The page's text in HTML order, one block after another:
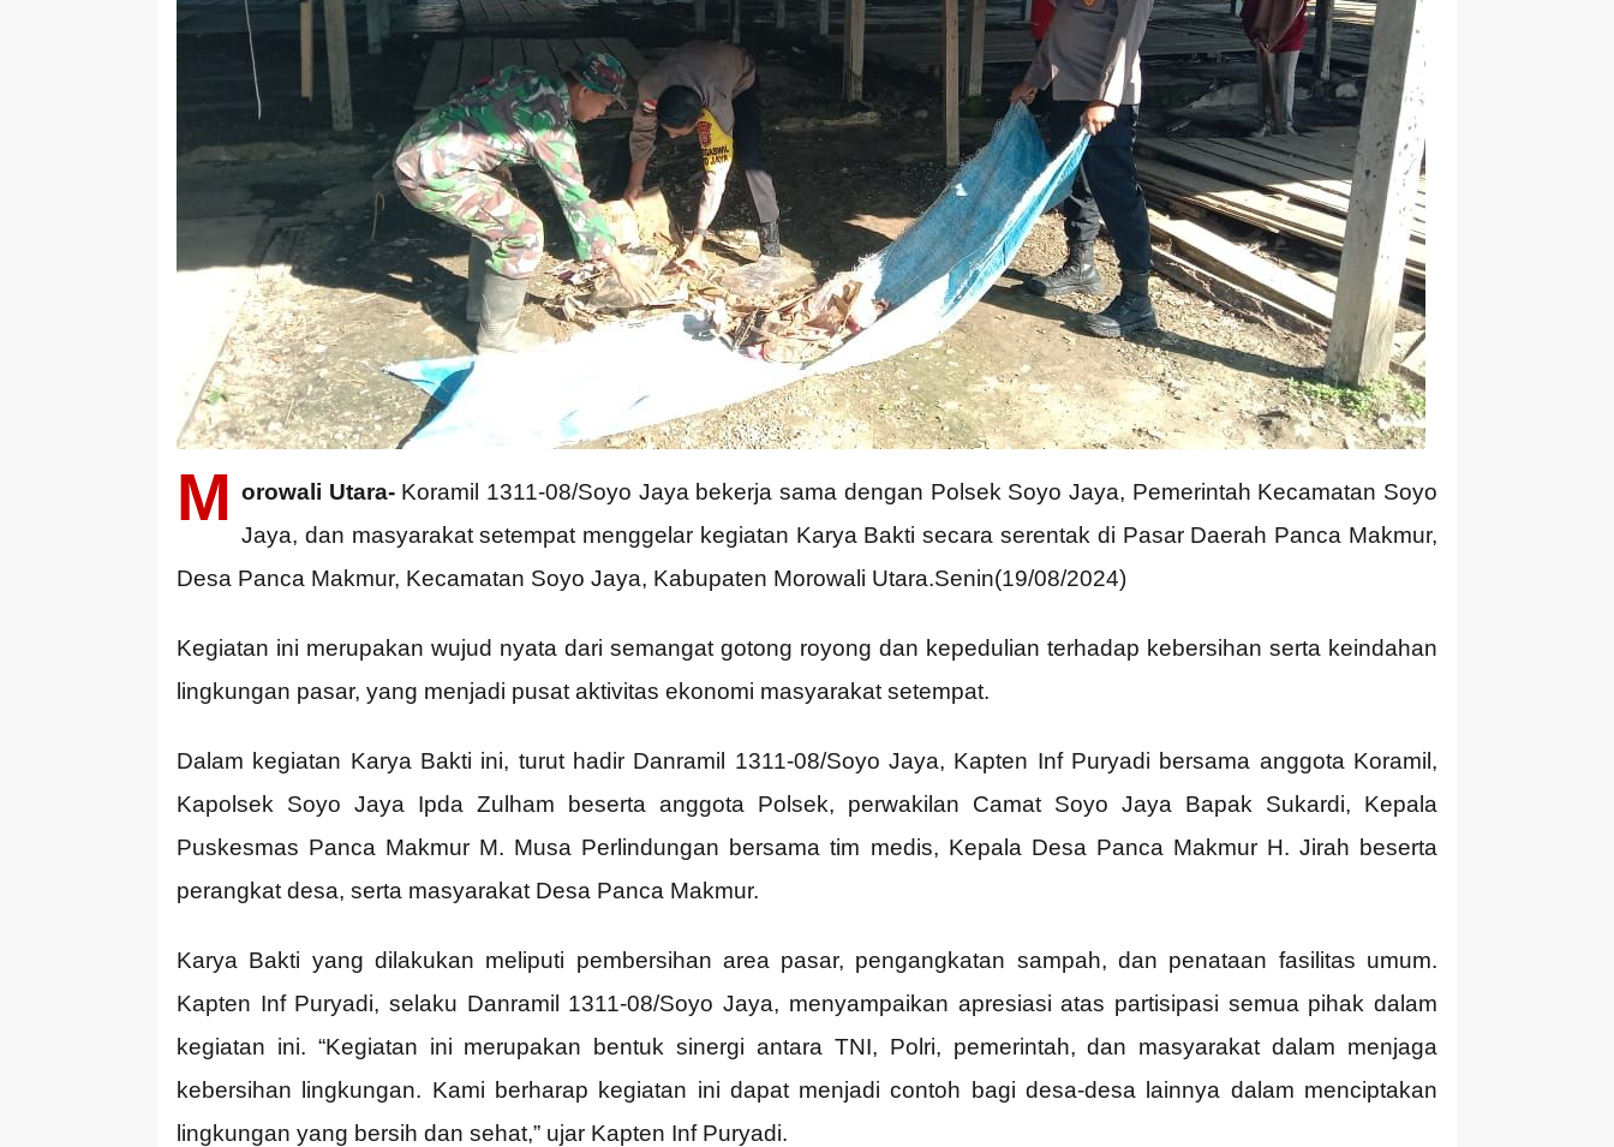
M orowali Utara-Koramil 1311-08/Soyo Jaya bekerja sama dengan Polsek Soyo Jaya, Pemerintah Kecamatan Soyo
Jaya, dan masyarakat setempat menggelar kegiatan Karya Bakti secara serentak di Pasar Daerah Panca Makmur,
Desa Panca Makmur, Kecamatan Soyo Jaya, Kabupaten Morowali Utara.Senin(19/08/2024)
Kegiatan ini merupakan wujud nyata dari semangat gotong royong dan kepedulian terhadap kebersihan serta keindahan
lingkungan pasar, yang menjadi pusat aktivitas ekonomi masyarakat setempat.
Dalam kegiatan Karya Bakti ini, turut hadir Danramil 1311-08/Soyo Jaya, Kapten Inf Puryadi bersama anggota Koramil,
Kapolsek Soyo Jaya Ipda Zulham beserta anggota Polsek, perwakilan Camat Soyo Jaya Bapak Sukardi, Kepala
Puskesmas Panca Makmur M. Musa Perlindungan bersama tim medis, Kepala Desa Panca Makmur H. Jirah beserta
perangkat desa, serta masyarakat Desa Panca Makmur.
Karya Bakti yang dilakukan meliputi pembersihan area pasar, pengangkatan sampah, dan penataan fasilitas umum.
Kapten Inf Puryadi, selaku Danramil 1311-08/Soyo Jaya, menyampaikan apresiasi atas partisipasi semua pihak dalam
kegiatan ini. “Kegiatan ini merupakan bentuk sinergi antara TNI, Polri, pemerintah, dan masyarakat dalam menjaga
kebersihan lingkungan. Kami berharap kegiatan ini dapat menjadi contoh bagi desa-desa lainnya dalam menciptakan
lingkungan yang bersih dan sehat,” ujar Kapten Inf Puryadi.